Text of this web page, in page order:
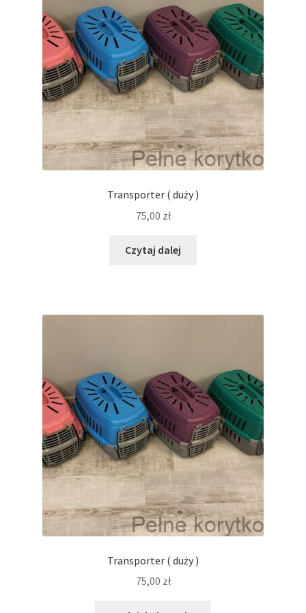
Mieszanki ziołowe i kwiatowe
Kolby, tunele i gryzaki naturalne
Miski i poidła
Transportery
Norki / śpiworki materiałowe
Domki materiałowe (kostki, piramidy, budki, kapcie itp.)
Suszone przysmaki i treserki dla psów
Hamaki materiałowe narożne i kwadratowe, paśniki,
podwieszane legowiska
Podłoża
Koce, maty, poduszki, wkłady do transporterów
Transporter ( duży )
75,00 zł
Czytaj dalej
Transporter ( duży )
75,00 zł